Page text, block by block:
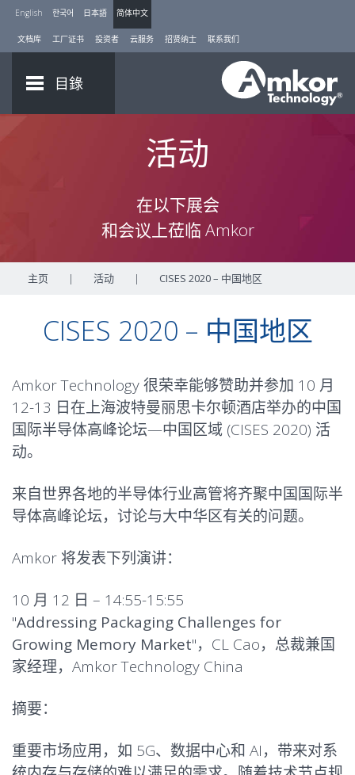
English 한국어 日本語 简体中文
文档库 工厂证书 投资者 云服务 招贤纳士 联系我们
目錄
活动
在以下展会
和会议上莅临 Amkor
主页 | 活动 | CISES 2020 – 中国地区
CISES 2020 – 中国地区
Amkor Technology 很荣幸能够赞助并参加 10 月
12-13 日在上海波特曼丽思卡尔顿酒店举办的中国
国际半导体高峰论坛—中国区域 (CISES 2020) 活
动。
来自世界各地的半导体行业高管将齐聚中国国际半
导体高峰论坛，讨论与大中华区有关的问题。
Amkor 将发表下列演讲：
10 月 12 日 – 14:55-15:55
"Addressing Packaging Challenges for
Growing Memory Market"，CL Cao，总裁兼国
家经理，Amkor Technology China
摘要：
重要市场应用，如 5G、数据中心和 AI，带来对系